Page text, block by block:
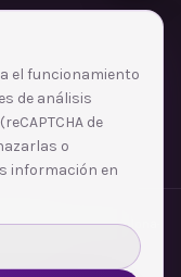
·Terrassa·Badalona
el funcionamiento
de análisis
de
o
información en